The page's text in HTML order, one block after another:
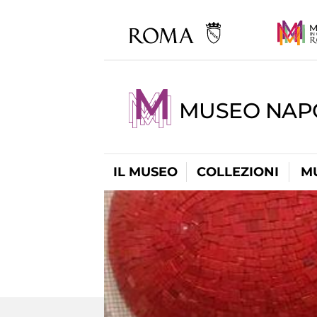
MUSEO
IL MUSEO COLLEZIONI